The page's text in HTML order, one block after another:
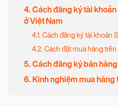
4. Cách đăng ký tài
ở Việt Nam
4.1. Cách đăng ký tài khoản
4.2. Cách đặt mua hàng
5. Cách đăng ký bán
6. Kinh nghiệm mua hàng